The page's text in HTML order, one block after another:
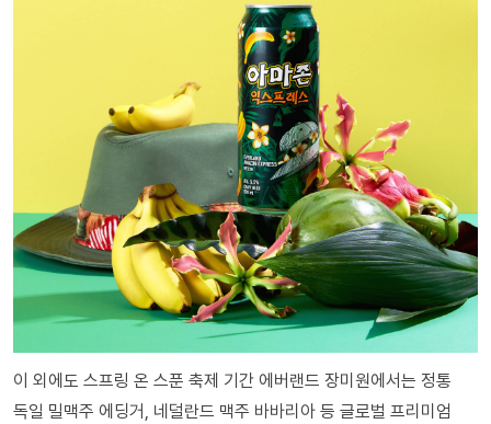
이 외에도 스프링 온 스푼 축제 기간 에버랜드 장미원에서는 정통
독일 밀맥주 에딩거, 네덜란드 맥주 바바리아 등 글로벌 프리미엄